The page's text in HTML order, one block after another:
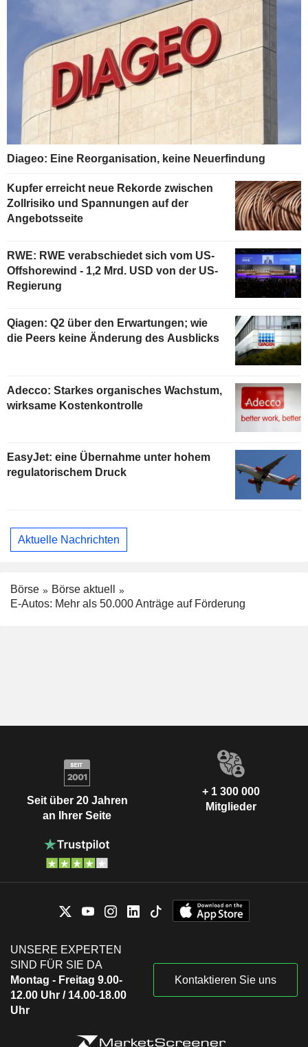
Diageo: Eine Reorganisation, keine Neuerfindung
Kupfer erreicht neue Rekorde zwischen
Zollrisiko und Spannungen auf der
Angebotsseite
RWE: RWE verabschiedet sich vom US-
Offshorewind - 1,2 Mrd. USD von der US-
Regierung
Qiagen: Q2 über den Erwartungen; wie
die Peers keine Änderung des Ausblicks
Adecco: Starkes organisches Wachstum,
wirksame Kostenkontrolle
EasyJet: eine Übernahme unter hohem
regulatorischem Druck
Aktuelle Nachrichten
Börse
Börse aktuell
E-Autos: Mehr als 50.000 Anträge auf Förderung
Seit über 20 Jahren
an Ihrer Seite
+ 1 300 000
Mitglieder
UNSERE EXPERTEN
SIND FÜR SIE DA
Montag - Freitag 9.00-
12.00 Uhr / 14.00-18.00
Uhr
Kontaktieren Sie uns